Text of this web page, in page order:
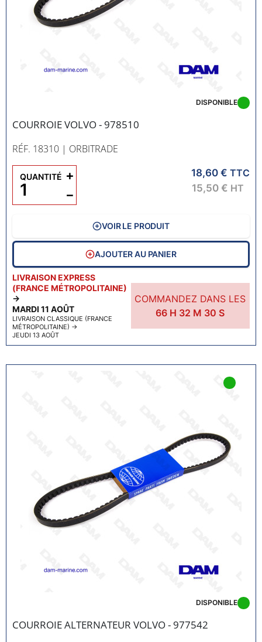
COURROIE VOLVO - 978510
RÉF. 18310 | ORBITRADE
LIVRAISON EXPRESS
(FRANCE MÉTROPOLITAINE)
→
MARDI 11 AOÛT
LIVRAISON CLASSIQUE (FRANCE
MÉTROPOLITAINE) →
JEUDI 13 AOÛT
COMMANDEZ DANS LES
66 H 32 M 29 S
DISPONIBLE
18,60 € TTC
15,50 € HT
QUANTITÉ
−
+
VOIR LE PRODUIT
AJOUTER AU PANIER
COURROIE ALTERNATEUR VOLVO - 977542
DISPONIBLE